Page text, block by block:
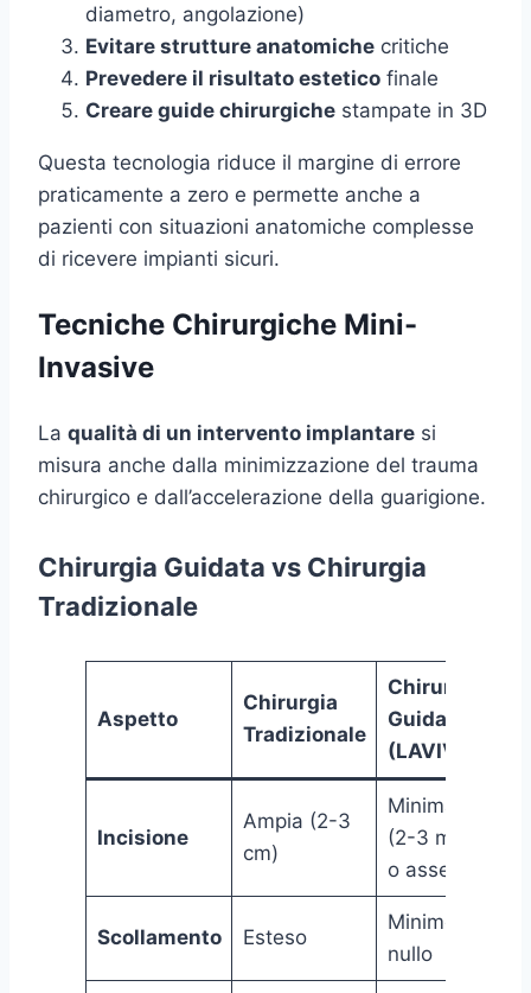
diametro, angolazione)
Evitare strutture anatomiche critiche
Prevedere il risultato estetico finale
Creare guide chirurgiche stampate in 3D
Questa tecnologia riduce il margine di errore
praticamente a zero e permette anche a
pazienti con situazioni anatomiche complesse
di ricevere impianti sicuri.
Tecniche Chirurgiche Mini-
Invasive
La qualità di un intervento implantare si
misura anche dalla minimizzazione del trauma
chirurgico e dall’accelerazione della guarigione.
Chirurgia Guidata vs Chirurgia
Tradizionale
Aspetto
Chirurgia
Tradizionale
Chirurgia
Guidata
(LAVIVA)
Incisione
Ampia (2-3
cm)
Minima
(2-3 mm)
o assente
Scollamento Esteso
Minimo o
nullo